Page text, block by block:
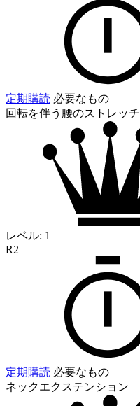
定期購読 必要なもの
回転を伴う腰のストレッチ
レベル: 1
R2
定期購読 必要なもの
ネックエクステンション